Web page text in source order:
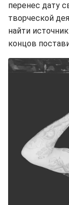
перенес дату
творческой
найти
концов